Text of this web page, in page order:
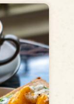
追溯至
民和葡